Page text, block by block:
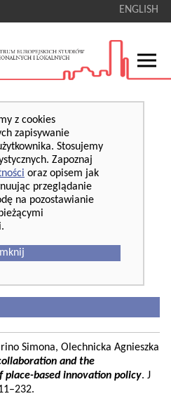
ENGLISH
z cookies
zapisywanie
Stosujemy
Zapoznaj
oraz opisem jak
przeglądanie
na pozostawianie
Simona, Olechnicka Agnieszka
and the
based innovation policy. J